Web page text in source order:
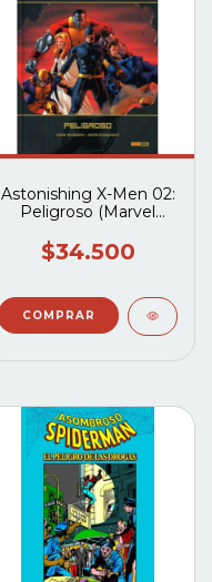
Astonishing X-Men 02:
Peligroso (Marvel
$34.500